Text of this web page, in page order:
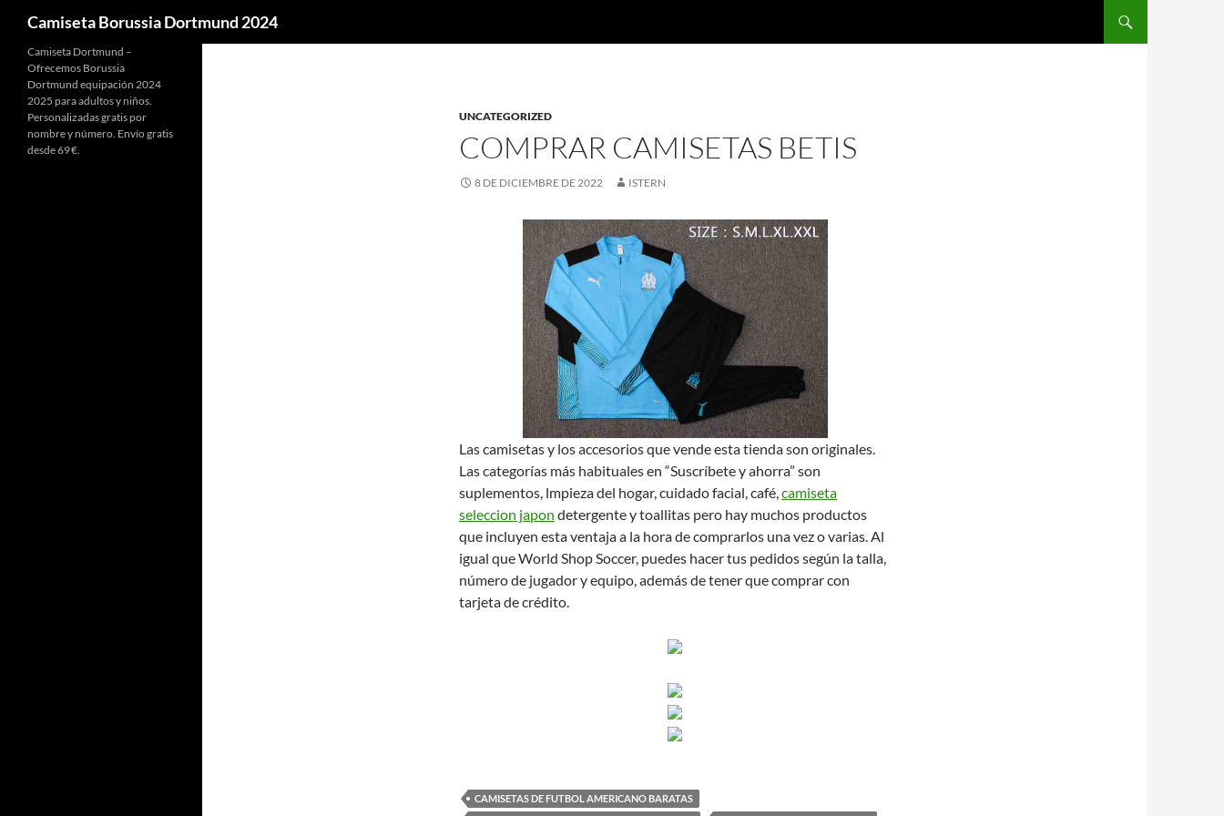
Camiseta Borussia Dortmund 2024
UNCATEGORIZED
COMPRAR CAMISETAS BETIS
8 DE DICIEMBRE DE 2022 ISTERN
Las camisetas y los accesorios que vende esta tienda son originales.
Las categorías más habituales en “Suscríbete y ahorra” son
suplementos, lmpieza del hogar, cuidado facial, café, camiseta
seleccion japon detergente y toallitas pero hay muchos productos
que incluyen esta ventaja a la hora de comprarlos una vez o varias. Al
igual que World Shop Soccer, puedes hacer tus pedidos según la talla,
número de jugador y equipo, además de tener que comprar con
tarjeta de crédito.
CAMISETAS DE FUTBOL AMERICANO BARATAS
Camiseta Dortmund –
Ofrecemos Borussia
Dortmund equipación 2024
2025 para adultos y niños.
Personalizadas gratis por
nombre y número. Envío gratis
desde 69 €.